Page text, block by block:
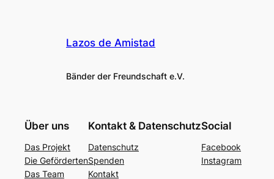
Lazos de Amistad
Bänder der Freundschaft e.V.
Über uns
Das Projekt
Die Geförderten
Das Team
Kontakt & Datenschutz
Datenschutz
Spenden
Kontakt
Social
Facebook
Instagram